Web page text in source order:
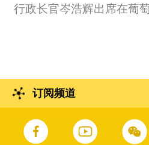
行政长官岑浩辉出席在葡
订阅频道